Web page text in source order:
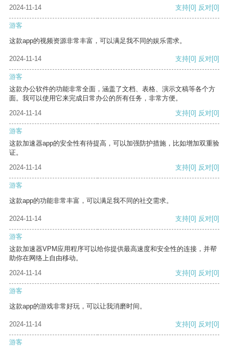
2024-11-14 支持[0] 反对[0]
游客
这款app的视频资源非常丰富，可以满足我不同的娱乐需求。
2024-11-14 支持[0] 反对[0]
游客
这款办公软件的功能非常全面，涵盖了文档、表格、演示文稿等各个方
面。我可以使用它来完成日常办公的所有任务，非常方便。
2024-11-14
支持[0] 反对[0]
游客
这款加速器app的安全性有待提高，可以加强防护措施，比如增加双重验
证。
2024-11-14
支持[0] 反对[0]
游客
这款app的功能非常丰富，可以满足我不同的社交需求。
2024-11-14 支持[0] 反对[0]
游客
这款加速器VPM应用程序可以给你提供最高速度和安全性的连接，并帮
助你在网络上自由移动。
2024-11-14
支持[0] 反对[0]
游客
这款app的游戏非常好玩，可以让我消磨时间。
2024-11-14 支持[0] 反对[0]
游客